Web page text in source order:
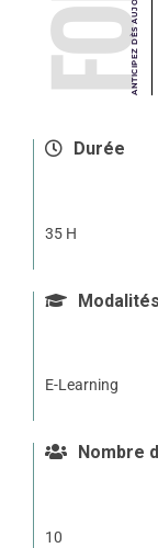
Durée
35 H
E-Learning
Nombre
10